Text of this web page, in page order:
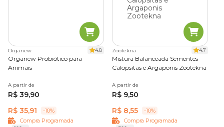
Organew 4.8
Organew Probiótico para
Animais
A partir de
R$ 39,90
R$ 35,91
-10%
Compra Programada
Zootekna 4.7
Mistura Balanceada Sementes
Calopsitas e Argaponis Zootekna
A partir de
R$ 9,50
R$ 8,55
-10%
Compra Programada